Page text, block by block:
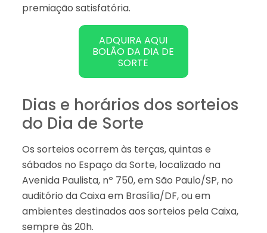
premiação satisfatória.
ADQUIRA AQUI
BOLÃO DA DIA DE
SORTE
Dias e horários dos sorteios
do Dia de Sorte
Os sorteios ocorrem às terças, quintas e
sábados no Espaço da Sorte, localizado na
Avenida Paulista, nº 750, em São Paulo/SP, no
auditório da Caixa em Brasília/DF, ou em
ambientes destinados aos sorteios pela Caixa,
sempre às 20h.